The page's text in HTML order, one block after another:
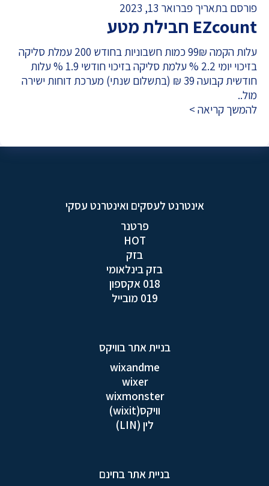
פורסם בתאריך פברואר 13, 2023
EZcount חבילת מטע
עלות הקמה 99₪ כמות חשבוניות בחודש 200 עמלת סליקה
בזיכוי יומי 2.2 % עלמת סליקה בזיכוי חודשי 1.9 % עלות
חודשית קבועה 39 ₪ (בתשלום שנתי) מערכת דוחות ישירה
מול..
להמשך קריאה >
אינטרנט לעסקים ואינטרנט עסקי
פרטנר
HOT
בזק
בזק בינלאומי
018 אקספון
019 מובייל
בניית אתר בוויקס
wixandme
wixer
wixmonster
וויקס(wixit)
לין (LIN)
בניית אתר בחינם